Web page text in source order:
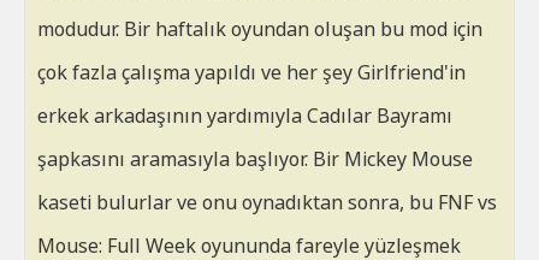
modudur. Bir haftalık oyundan oluşan bu mod için
çok fazla çalışma yapıldı ve her şey Girlfriend'in
erkek arkadaşının yardımıyla Cadılar Bayramı
şapkasını aramasıyla başlıyor. Bir Mickey Mouse
kaseti bulurlar ve onu oynadıktan sonra, bu FNF vs
Mouse: Full Week oyununda fareyle yüzleşmek